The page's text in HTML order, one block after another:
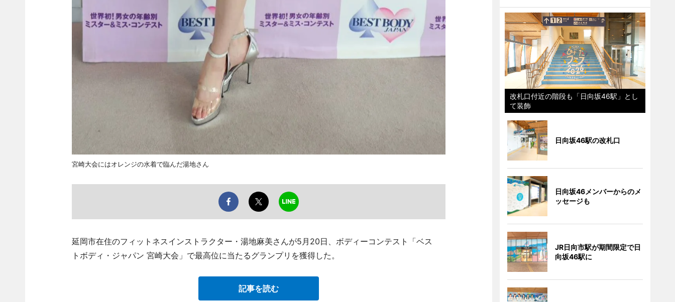
宮崎大会にはオレンジの水着で臨んだ湯地さん
延岡市在住のフィットネスインストラクター・湯地麻美さんが5月20日、ボディーコンテスト「ベス
トボディ・ジャパン 宮崎大会」で最高位に当たるグランプリを獲得した。
記事を読む
改札口付近の階段も「日向坂46駅」とし
て装飾
日向坂46駅の改札口
日向坂46メンバーからのメ
ッセージも
JR日向市駅が期間限定で日
向坂46駅に